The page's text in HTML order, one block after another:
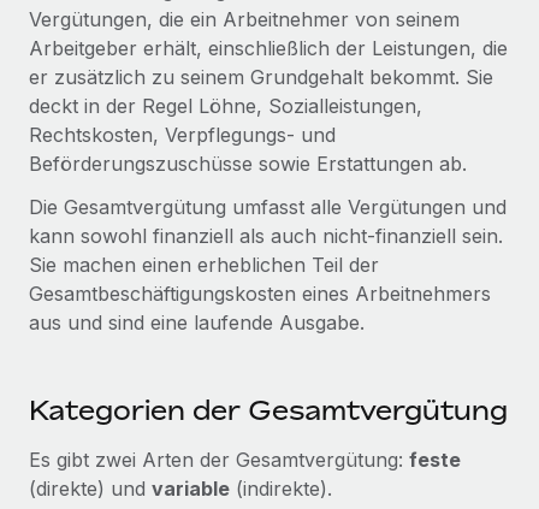
Globales Onboarding und Verwalten von
Freelancer:innen
PEO
Auslagern von komplexen HR-Aufgaben
Remote Embedded
Nahtlose Integration der HR in bestehende Abläufe
Plattform
Verknüpfung beliebiger KI-Tools mit Remote über unser
Integrationen
WACHSTUMSPHASE
Startups
Agile HR- und Payroll-Lösungen für wachsende
Unternehmen
Mittelstand
Maßgeschneiderte HR-Lösungen, um Teams zu
vergrößern
Enterprise
PARTNER WERDEN
Strategische Technologiepartner
Flexible Einbettung von Global-HR-Funktionen in deine
Gesamtbeschäftigungskosten
Honorarzahlungen berechnen
Informationen zu möglichen Währungen und
Abwicklungsfristen für globale Freelancer:innen
LERNEN MIT REMOTE
Fallstudien
Checklisten und Vorlagen
Bibliothek für Stellenbeschreibungen
Webinare
Nederlands
Français
Deutsch
Español
Italiano
Português (Portugal)
한국어
Anmelden
Vergütungen, die ein Arbeitnehmer von seinem
Arbeitgeber erhält, einschließlich der Leistungen, die
er zusätzlich zu seinem Grundgehalt bekommt. Sie
deckt in der Regel Löhne, Sozialleistungen,
Rechtskosten, Verpflegungs- und
Beförderungszuschüsse sowie Erstattungen ab.
Die Gesamtvergütung umfasst alle Vergütungen und
kann sowohl finanziell als auch nicht-finanziell sein.
Sie machen einen erheblichen Teil der
Gesamtbeschäftigungskosten eines Arbeitnehmers
aus und sind eine laufende Ausgabe.
Kategorien der Gesamtvergütung
Es gibt zwei Arten der Gesamtvergütung: feste
(direkte) und variable (indirekte).